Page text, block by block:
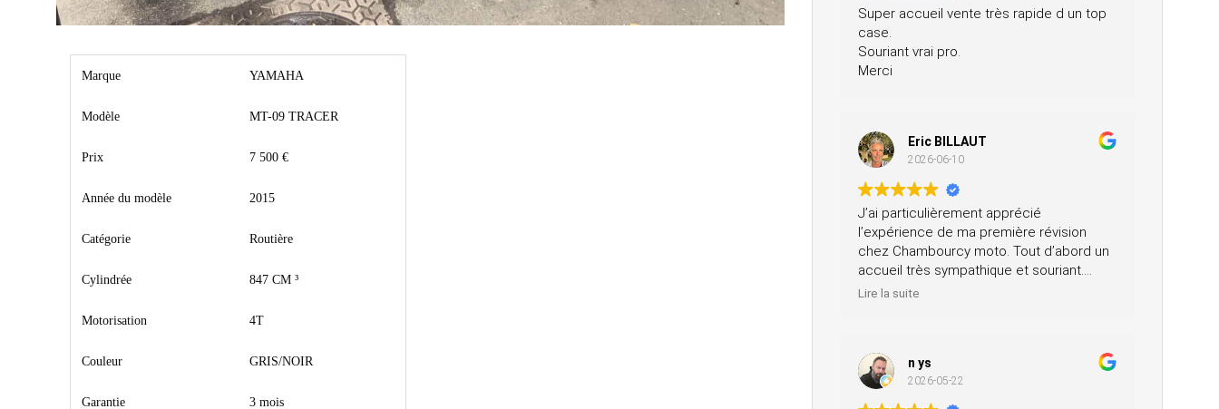
Marque YAMAHA
Modèle MT-09 TRACER
Prix 7 500 €
Année du modèle 2015
Catégorie Routière
Cylindrée 847 CM ³
Motorisation 4T
Couleur GRIS/NOIR
Garantie 3 mois
Super accueil vente très rapide d un top
case.
Souriant vrai pro.
Merci
Eric BILLAUT
2026-06-10
J’ai particulièrement apprécié
l’expérience de ma première révision
chez Chambourcy moto. Tout d’abord un
accueil très sympathique et souriant.
Ensuite, ils m’ont prêté une moto pendant
%.
Lire la suite
n ys
2026-05-22